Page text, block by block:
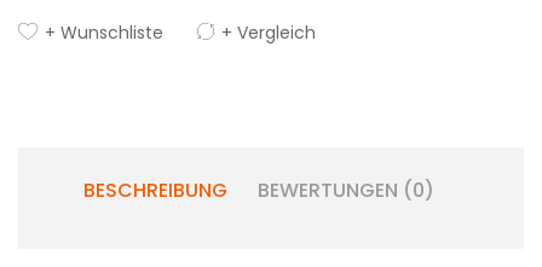
+ Wunschliste + Vergleich
BESCHREIBUNG BEWERTUNGEN (0)